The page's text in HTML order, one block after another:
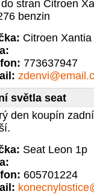
stran Citroen
benzin
Citroen Xantia
773637947
světla seat
den koupín
Seat Leon 1p
605701224